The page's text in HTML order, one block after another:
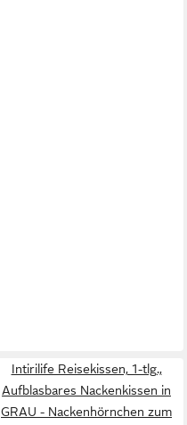
Intirilife Reisekissen, 1-tlg.,
Aufblasbares Nackenkissen in
GRAU - Nackenhörnchen zum